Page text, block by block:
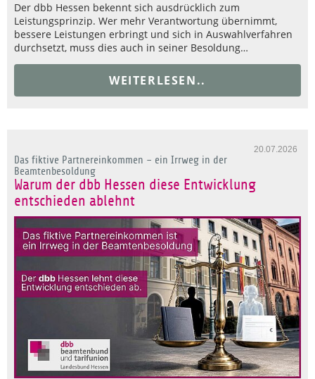
Der dbb Hessen bekennt sich ausdrücklich zum
Leistungsprinzip. Wer mehr Verantwortung übernimmt,
bessere Leistungen erbringt und sich in Auswahlverfahren
durchsetzt, muss dies auch in seiner Besoldung…
WEITERLESEN..
20.07.2026
Das fiktive Partnereinkommen – ein Irrweg in der
Beamtenbesoldung
Warum der dbb Hessen diese Entwicklung
entschieden ablehnt